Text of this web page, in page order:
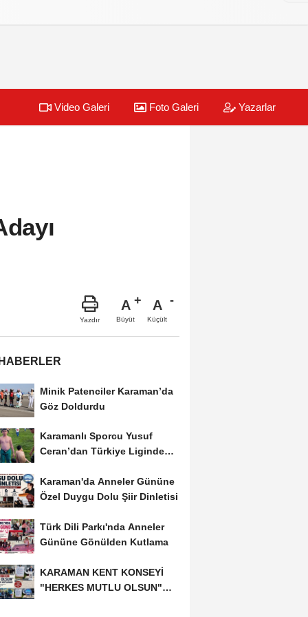
Video Galeri Foto Galeri Yazarlar
Yazdır
A
Büyüt
A
Küçült
Minik Patenciler Karaman’da
Göz Doldurdu
Karamanlı Sporcu Yusuf
Ceran’dan Türkiye Liginde
Karaman'da Anneler Gününe
Özel Duygu Dolu Şiir Dinletisi
Türk Dili Parkı'nda Anneler
Gününe Gönülden Kutlama
KARAMAN KENT KONSEYİ
"HERKES MUTLU OLSUN"